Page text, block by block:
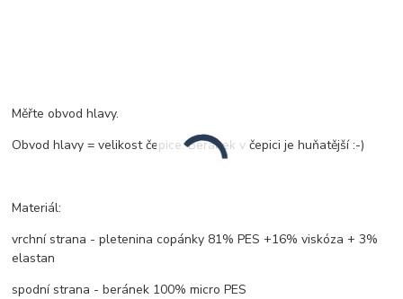
Měřte obvod hlavy.
Obvod hlavy = velikost čepice. Beránek v čepici je huňatější :-)
Materiál:
vrchní strana - pletenina copánky 81% PES +16% viskóza + 3%
elastan
spodní strana - beránek 100% micro PES